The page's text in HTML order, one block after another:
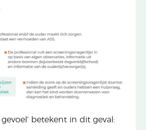
gevoel’ betekent in dit geval: